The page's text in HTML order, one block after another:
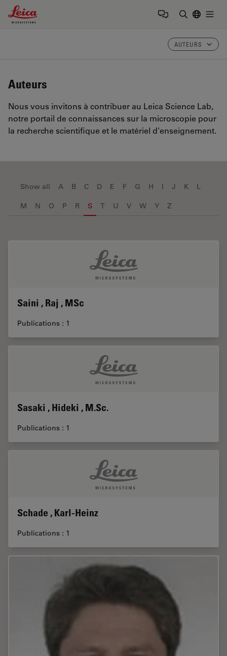
Leica Microsystems Logo
AUTEURS
Auteurs
Nous vous invitons à contribuer au Leica Science Lab,
notre portail de connaissances sur la microscopie pour
la recherche scientifique et le matériel d'enseignement.
Show all A B C D E F G H I J K L
M N O P R S T U V W Y Z
Saini , Raj , MSc
Publications : 1
Sasaki , Hideki , M.Sc.
Publications : 1
Schade , Karl-Heinz
Publications : 1